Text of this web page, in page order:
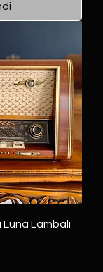
Lambalı